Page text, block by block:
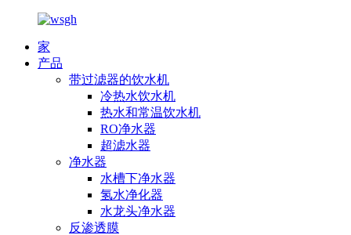
家
产品
带过滤器的饮水机
冷热水饮水机
热水和常温饮水机
RO净水器
超滤水器
净水器
水槽下净水器
氢水净化器
水龙头净水器
反渗透膜